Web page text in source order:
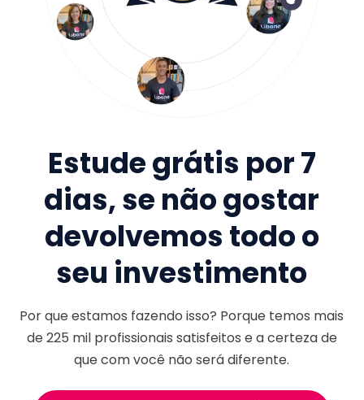
Estude grátis por 7
dias, se não gostar
devolvemos todo o
seu investimento
Por que estamos fazendo isso? Porque temos mais
de225 milprofissionais satisfeitos e a certeza de
que com você não será diferente.